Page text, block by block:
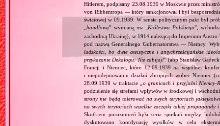
Hitlerem, podpisany 23.08.1939 w Moskwie przez
von Ribbentropa — który sankcjonował i był
światowej w 09.1939. W sensie politycznym pakt był
„handlową” wymianą tzw. Królestwa Polskiego”,
zachodnią Ukrainę), w 1914 należącą do Imperium
pod nazwą Generalnego Gubernatorstwa — Niemcy.
ludzkości, bo dwie ateistyczne i antychrześcijańskie
przykazanie Dekalogu: Nie zabijaj!” (abp Stanisław
Francji i Niemiec, które 12.09.1939 na wspólnej
i niepodejmowaniu działań zbrojnych wobec Niemiec
28.09.1939 w traktacie „ o granicach i przyjaźni
podzielenie się strefami wpływów w środkowej i
strony nie będą tolerować na swych terytoriach
na swych terytoriach wszelkie zaczątki takiej
Skutkiem porozumień była seria spotkań między
dyskutowano koordynację wysiłków w celu